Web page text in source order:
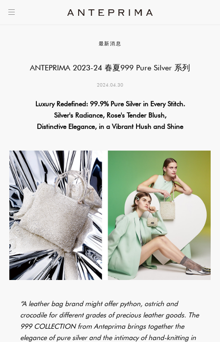
最新消息
ANTEPRIMA 2023-24 春夏999 Pure Silver 系列
2024.04.30
Luxury Redefined: 99.9% Pure Silver in Every Stitch.
Silver's Radiance, Rose's Tender Blush,
Distinctive Elegance, in a Vibrant Hush and Shine
“A leather bag brand might offer python, ostrich and
crocodile for different grades of precious leather goods. The
999 COLLECTION from Anteprima brings together the
elegance of pure silver and the intimacy of hand-knitting in